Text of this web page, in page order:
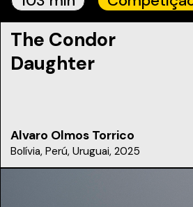
The Condor
Daughter
Alvaro Olmos Torrico
Bolívia, Perú, Uruguai, 2025